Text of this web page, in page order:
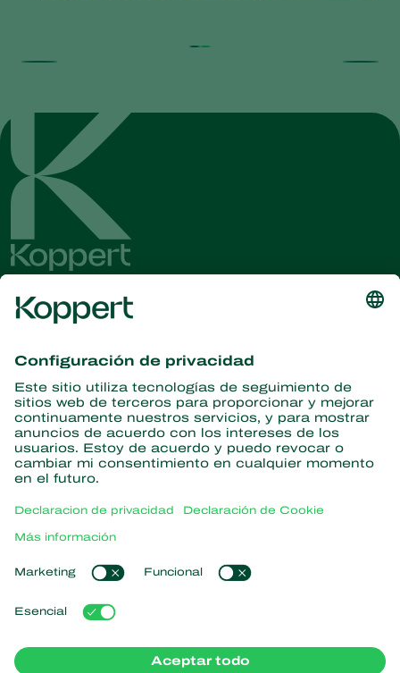
información
Suscríbase aquí
Partners with Nature
Avispas parasitoides
Nematodos benéficos
Microorganismos benéficos
Protección de cultivos
Acerca de Koppert
Noticias e información
Trabajar en Koppert
Contáctanos
Enlaces populares
Experiencias de los usuarios
Koppert Global
Administrar cookies